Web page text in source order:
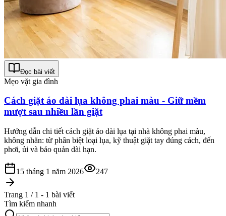
Đọc bài viết
Mẹo vặt gia đình
Cách giặt áo dài lụa không phai màu - Giữ mềm
mượt sau nhiều lần giặt
Hướng dẫn chi tiết cách giặt áo dài lụa tại nhà không phai màu,
không nhăn: từ phân biệt loại lụa, kỹ thuật giặt tay đúng cách, đến
phơi, ủi và bảo quản dài hạn.
15 tháng 1 năm 2026 247
Trang 1 / 1 - 1 bài viết
Tìm kiếm nhanh